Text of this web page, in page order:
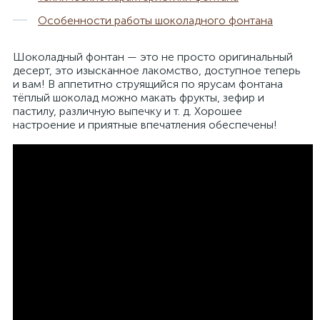
Особенности работы шоколадного фонтана
Шоколадный фонтан — это не просто оригинальный
десерт, это изысканное лакомство, доступное теперь
и вам! В аппетитно струящийся по ярусам фонтана
тёплый шоколад можно макать фрукты, зефир и
пастилу, различную выпечку и т. д. Хорошее
настроение и приятные впечатления обеспечены!